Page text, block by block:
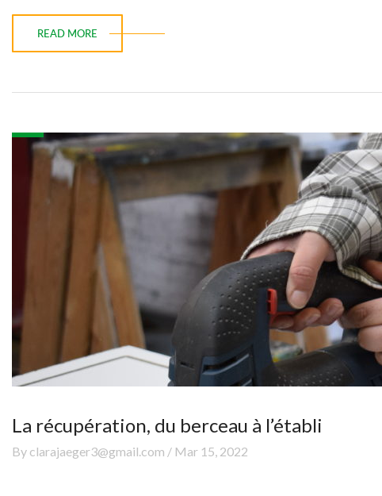
READ MORE
La récupération, du berceau à l’établi
By clarajaeger3@gmail.com / Mar 15, 2022